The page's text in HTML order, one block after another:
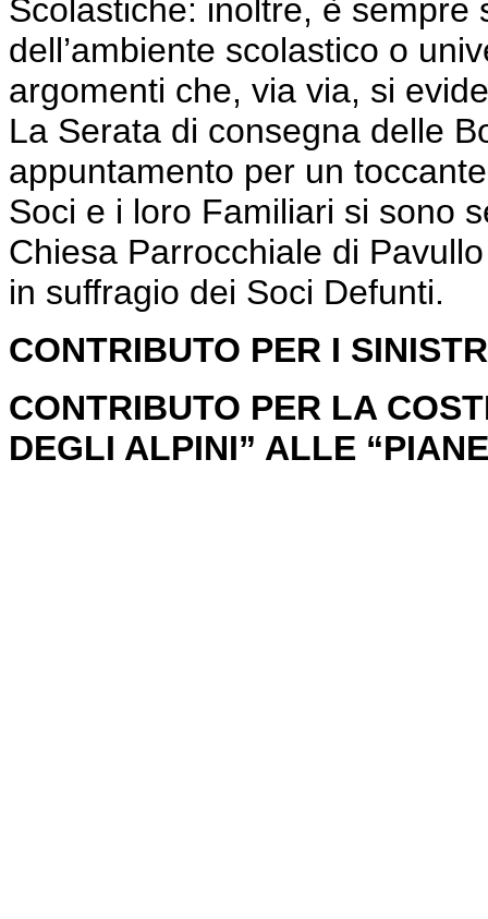
Scolastiche: inoltre, è sempre
dell’ambiente scolastico o
argomenti che, via via, si
La Serata di consegna delle
appuntamento per un
Soci e i loro Familiari si sono
Chiesa Parrocchiale di
in suffragio dei Soci Defunti.
CONTRIBUTO PER I
CONTRIBUTO PER LA
DEGLI ALPINI” ALLE